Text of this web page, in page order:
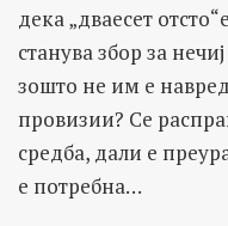
дека „дваесет
станува збор за
зошто не им е
провизии? Се
средба, дали е
е потребна…